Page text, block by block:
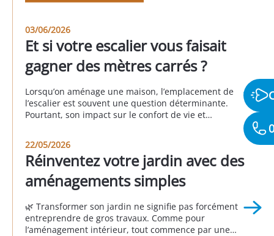
03/06/2026
Et si votre escalier vous faisait
gagner des mètres carrés ?
Lorsqu’on aménage une maison, l’emplacement de
l’escalier est souvent une question déterminante.
Pourtant, son impact sur le confort de vie et
circulation, réduire la fonctionnalité des pièces et
donner une impression d’espace mal exploité. À
l’inverse, un escalier bien pensé permet d’optimiser
[…]
22/05/2026
Réinventez votre jardin avec des
aménagements simples
🌿 Transformer son jardin ne signifie pas forcément
entreprendre de gros travaux. Comme pour
l’aménagement intérieur, tout commence par une